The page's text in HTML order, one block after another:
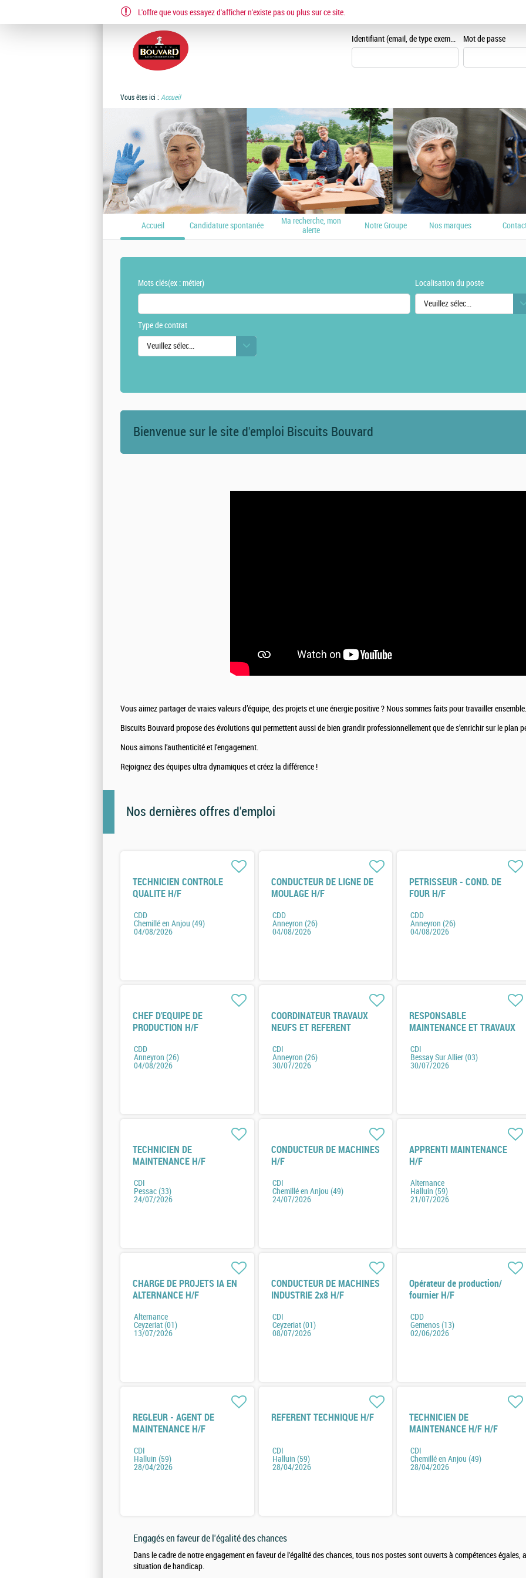
EN FR
Identifiant (email, de type exemple@exemple.fr) Mot de passe
Vous êtes ici : Accueil
Accueil Candidature spontanée
Ma recherche, mon
alerte
Notre Groupe Nos marques
Mots clés(ex : métier) Localisation du poste
Veuillez sélectionner une ou des
Type de contrat
Veuillez sélectionner une ou des valeurs
L'offre que vous essayez d'afficher n'existe pas ou plus sur ce site.
Bienvenue sur le site d'emploi Biscuits Bouvard
Vous aimez partager de vraies valeurs d’équipe, des projets et une énergie positive ? Nous sommes faits pour travailler ensemble.
Biscuits Bouvard propose des évolutions qui permettent aussi de bien grandir professionnellement que de s’enrichir sur le plan
Nous aimons l’authenticité et l’engagement.
Rejoignez des équipes ultra dynamiques et créez la différence !
Nos dernières offres d'emploi
TECHNICIEN CONTROLE
QUALITE H/F
CDD
Chemillé en Anjou (49)
04/08/2026
CONDUCTEUR DE LIGNE DE
MOULAGE H/F
CDD
Anneyron (26)
04/08/2026
PETRISSEUR - COND. DE
FOUR H/F
CDD
Anneyron (26)
04/08/2026
CHEF D'EQUIPE DE
PRODUCTION H/F
CDD
Anneyron (26)
04/08/2026
COORDINATEUR TRAVAUX
NEUFS ET REFERENT
CDI
Anneyron (26)
30/07/2026
RESPONSABLE
MAINTENANCE ET TRAVAUX
CDI
Bessay Sur Allier (03)
30/07/2026
TECHNICIEN DE
MAINTENANCE H/F
CDI
Pessac (33)
24/07/2026
CONDUCTEUR DE MACHINES
H/F
CDI
Chemillé en Anjou (49)
24/07/2026
APPRENTI MAINTENANCE
H/F
Alternance
Halluin (59)
21/07/2026
CHARGE DE PROJETS IA EN
ALTERNANCE H/F
Alternance
Ceyzeriat (01)
13/07/2026
CONDUCTEUR DE MACHINES
INDUSTRIE 2x8 H/F
CDI
Ceyzeriat (01)
08/07/2026
Opérateur de production/
fournier H/F
CDD
Gemenos (13)
02/06/2026
REGLEUR - AGENT DE
MAINTENANCE H/F
CDI
Halluin (59)
28/04/2026
REFERENT TECHNIQUE H/F
CDI
Halluin (59)
28/04/2026
TECHNICIEN DE
MAINTENANCE H/F H/F
CDI
Chemillé en Anjou (49)
28/04/2026
Engagés en faveur de l'égalité des chances
Dans le cadre de notre engagement en faveur de l'égalité des chances, tous nos postes sont ouverts à compétences égales,
situation de handicap.